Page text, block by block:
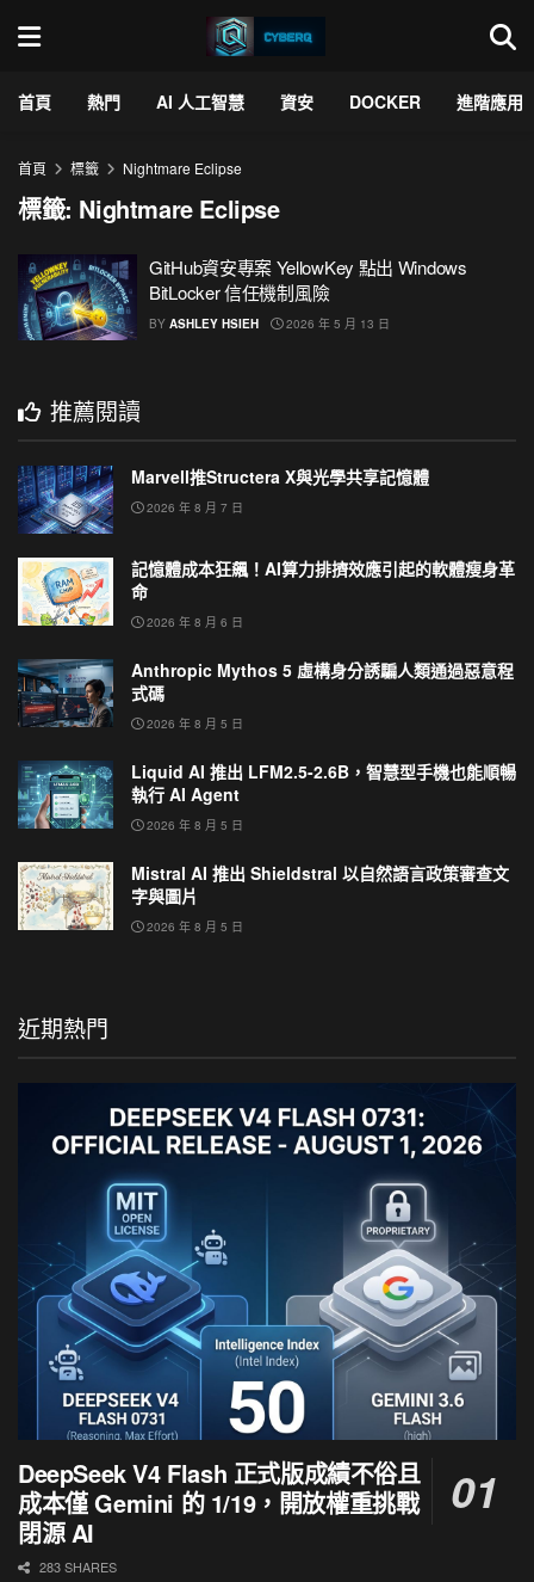
首頁 熱門 AI 人工智慧 資安 DOCKER 進階應用
首頁 標籤 Nightmare Eclipse
標籤: Nightmare Eclipse
GitHub資安專案 YellowKey 點出 Windows
BitLocker 信任機制風險
BY ASHLEY HSIEH 2026 年 5 月 13 日
推薦閱讀
Marvell推Structera X與光學共享記憶體
2026 年 8 月 7 日
記憶體成本狂飆！AI算力排擠效應引起的軟體瘦身革
命
2026 年 8 月 6 日
Anthropic Mythos 5 虛構身分誘騙人類通過惡意程
式碼
2026 年 8 月 5 日
Liquid AI 推出 LFM2.5-2.6B，智慧型手機也能順暢
執行 AI Agent
2026 年 8 月 5 日
Mistral AI 推出 Shieldstral 以自然語言政策審查文
字與圖片
2026 年 8 月 5 日
近期熱門
DeepSeek V4 Flash 正式版成績不俗且
成本僅 Gemini 的 1/19，開放權重挑戰
閉源 AI
283 SHARES